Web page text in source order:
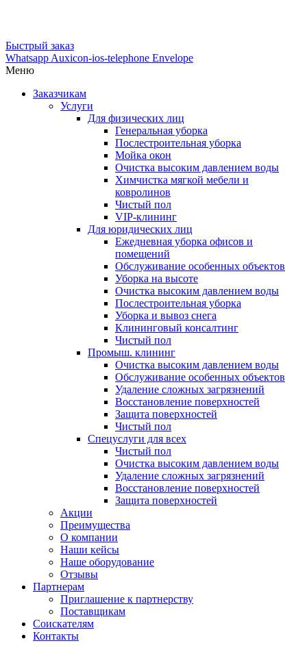
Быстрый заказ
Whatsapp Auxicon-ios-telephone Envelope
Меню
Заказчикам
Услуги
Для физических лиц
Генеральная уборка
Послестроительная уборка
Мойка окон
Очистка высоким давлением воды
Химчистка мягкой мебели и
ковролинов
Чистый пол
VIP-клининг
Для юридических лиц
Ежедневная уборка офисов и
помещений
Обслуживание особенных объектов
Уборка на высоте
Очистка высоким давлением воды
Послестроительная уборка
Уборка и вывоз снега
Клининговый консалтинг
Чистый пол
Промыш. клининг
Очистка высоким давлением воды
Обслуживание особенных объектов
Удаление сложных загрязнений
Восстановление поверхностей
Защита поверхностей
Чистый пол
Спецуслуги для всех
Чистый пол
Очистка высоким давлением воды
Удаление сложных загрязнений
Восстановление поверхностей
Защита поверхностей
Акции
Преимущества
О компании
Наши кейсы
Наше оборудование
Отзывы
Партнерам
Приглашение к партнерству
Поставщикам
Соискателям
Контакты